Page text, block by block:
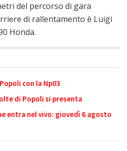
del percorso di gara
di rallentamento è Luigi
Honda.
con la Np03
di Popoli si presenta
entra nel vivo: giovedì 6 agosto